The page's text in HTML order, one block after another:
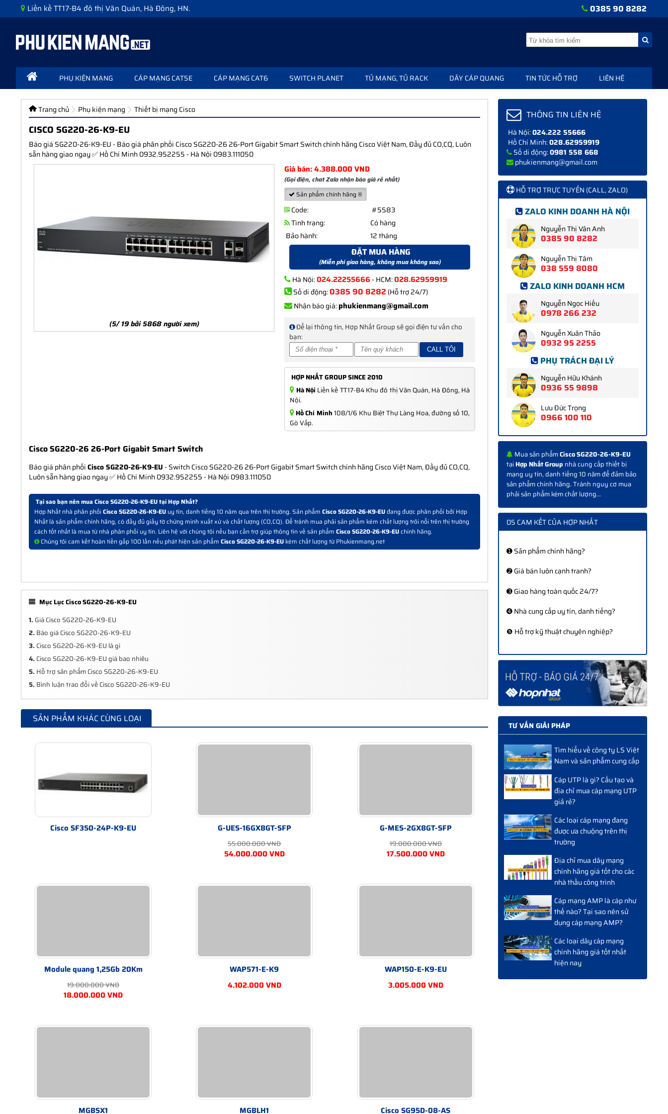
Liền kề TT17-B4 đô thị Văn Quán, Hà Đông, HN. 0385 90 8282
PHỤ KIỆN MẠNG CÁP MẠNG CAT5E CÁP MẠNG CAT6 SWITCH PLANET TỦ MẠNG, TỦ RACK DÂY CÁP QUANG TIN TỨC HỖ TRỢ LIÊN HỆ
Trang chủ Phụ kiện mạng Thiết bị mạng Cisco
CISCO SG220-26-K9-EU
Báo giá SG220-26-K9-EU - Báo giá phân phối Cisco SG220-26 26-Port Gigabit Smart Switch chính hãng Cisco Việt Nam, Đầy đủ CO,CQ, Luôn
sẵn hàng giao ngay ✅ Hồ Chí Minh 0932.952255 - Hà Nội 0983.111050
(5/ 19 bởi 5868 người xem)
Giá bán: 4.388.000 VND
(Gọi điện, chat Zalo nhận báo giá rẻ nhất)
Sản phẩm chính hãng ®
Code:
#5583
Tình trạng:
Có hàng
Bảo hành:
12 tháng
ĐẶT MUA HÀNG
(Miễn phí giao hàng, không mua không sao)
Hà Nội:024.22255666- HCM:028.62959919
Số di động:0385 90 8282 (Hỗ trợ 24/7)
Nhận báo giá:phukienmang@gmail.com
Để lại thông tin, Hợp Nhất Group sẽ gọi điện tư vấn cho
bạn:
HỢP NHẤT GROUP SINCE 2010
Hà Nội Liền kề TT17-B4 Khu đô thị Văn Quán, Hà Đông, Hà
Nội.
Hồ Chí Minh108/1/6 Khu Biệt Thự Làng Hoa, đường số 10,
Gò Vấp.
Cisco SG220-26 26-Port Gigabit Smart Switch
Báo giá phân phốiCisco SG220-26-K9-EU - Switch Cisco SG220-26 26-Port Gigabit Smart Switch chính hãng Cisco Việt Nam, Đầy đủ CO,CQ,
Luôn sẵn hàng giao ngay ✅ Hồ Chí Minh 0932.952255 - Hà Nội 0983.111050
Tại sao bạn nên mua Cisco SG220-26-K9-EU tại Hợp Nhất?
Hợp Nhất nhà phân phối Cisco SG220-26-K9-EU uy tín, danh tiếng 10 năm qua trên thị trường. Sản phẩm Cisco SG220-26-K9-EUđang được phân phối bởi Hợp
Nhất là sản phẩm chính hãng, có đầy đủ giấy tờ chứng minh xuất xứ và chất lượng (CO,CQ). Để tránh mua phải sản phẩm kém chất lượng trôi nổi trên thị trường
cách tốt nhất là mua từ nhà phân phối uy tín. Liên hệ với chúng tôi nếu bạn cần trợ giúp thông tin về sản phẩm Cisco SG220-26-K9-EUchính hãng.
Chúng tôi cam kết hoàn tiền gấp 100 lần nếu phát hiện sản phẩm Cisco SG220-26-K9-EU kém chất lượng từ Phukienmang.net
Mục Lục Cisco SG220-26-K9-EU
1. Giá Cisco SG220-26-K9-EU
2. Báo giá Cisco SG220-26-K9-EU
3. Cisco SG220-26-K9-EU là gì
4. Cisco SG220-26-K9-EU giá bao nhiêu
5. Hỗ trợ sản phẩm Cisco SG220-26-K9-EU
5. Bình luận trao đổi về Cisco SG220-26-K9-EU
SẢN PHẨM KHÁC CÙNG LOẠI
Cisco SF350-24P-K9-EU G-UES-16GX8GT-SFP
55.000.000 VND
54.000.000 VND
G-MES-2GX8GT-SFP
19.000.000 VND
17.500.000 VND
Module quang 1,25Gb 20Km
19.000.000 VND
18.000.000 VND
WAP571-E-K9
4.102.000 VND
WAP150-E-K9-EU
3.005.000 VND
MGBSX1
MGBLH1
Cisco SG95D-08-AS
THÔNG TIN LIÊN HỆ
Hà Nội:024.222 55666
Hồ Chí Minh:028.62959919
Số di động:0981 558 668
phukienmang@gmail.com
HỖ TRỢ TRỰC TUYẾN (CALL, ZALO)
ZALO KINH DOANH HÀ NỘI
Nguyễn Thị Vân Anh
0385 90 8282
Nguyễn Thị Tâm
038 559 8080
ZALO KINH DOANH HCM
Nguyễn Ngọc Hiếu
0978 266 232
Nguyễn Xuân Thảo
0932 95 2255
PHỤ TRÁCH ĐẠI LÝ
Nguyễn Hữu Khánh
0936 55 9898
Lưu Đức Trọng
0966 100 110
Mua sản phẩmCisco SG220-26-K9-EU
tạiHợp Nhất Group nhà cung cấp thiết bị
mạng uy tín, danh tiếng 10 năm để đảm bảo
sản phẩm chính hãng. Tránh nguy cơ mua
phải sản phẩm kém chất lượng...
05 CAM KẾT CỦA HỢP NHẤT
➊ Sản phẩm chính hãng?
➋ Giá bán luôn cạnh tranh?
➌ Giao hàng toàn quốc 24/7?
➍ Nhà cung cấp uy tín, danh tiếng?
❺ Hỗ trợ kỹ thuật chuyên nghiệp?
TƯ VẤN GIẢI PHÁP
Tìm hiểu về công ty LS Việt
Nam và sản phẩm cung cấp
Cáp UTP là gì? Cấu tạo và
địa chỉ mua cáp mạng UTP
giả rẻ?
Các loại cáp mạng đang
được ưa chuộng trên thị
trường
Địa chỉ mua dây mạng
chính hãng giá tốt cho các
nhà thầu công trình
Cáp mạng AMP là cáp như
thế nào? Tại sao nên sử
dụng cáp mạng AMP?
Các loại dây cáp mạng
chính hãng giá tốt nhất
hiện nay